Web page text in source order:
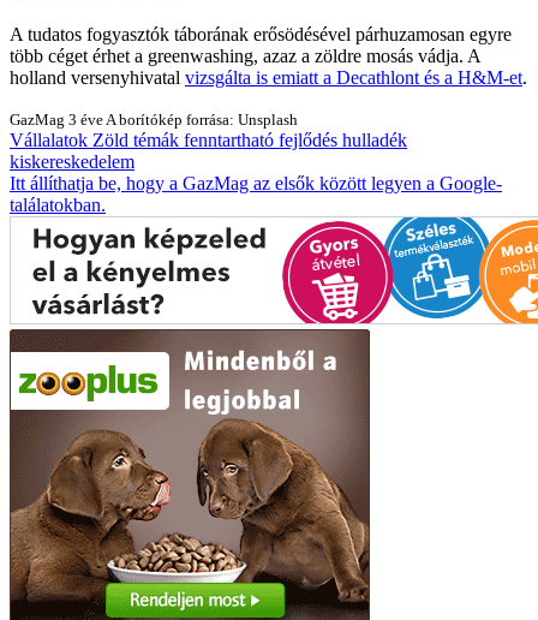
A tudatos fogyasztók táborának erősödésével párhuzamosan egyre
több céget érhet a greenwashing, azaz a zöldre mosás vádja. A
holland versenyhivatal vizsgálta is emiatt a Decathlont és a H&M-et.
GazMag 3 éve A borítókép forrása: Unsplash
Vállalatok Zöld témák fenntartható fejlődés hulladék
kiskereskedelem
Itt állíthatja be, hogy a GazMag az elsők között legyen a Google-
találatokban.